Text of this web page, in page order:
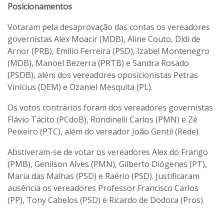
Posicionamentos
Votaram pela desaprovação das contas os vereadores
governistas Alex Moacir (MDB), Aline Couto, Didi de
Arnor (PRB), Emílio Ferreira (PSD), Izabel Montenegro
(MDB), Manoel Bezerra (PRTB) e Sandra Rosado
(PSDB), além dos vereadores oposicionistas Petras
Vinícius (DEM) e Ozaniel Mesquita (PL).
Os votos contrários foram dos vereadores governistas
Flávio Tácito (PCdoB), Rondinelli Carlos (PMN) e Zé
Peixeiro (PTC), além do vereador João Gentil (Rede).
Abstiveram-se de votar os vereadores Alex do Frango
(PMB), Genilson Alves (PMN), Gilberto Diógenes (PT),
Maria das Malhas (PSD) e Raério (PSD). Justificaram
ausência os vereadores Professor Francisco Carlos
(PP), Tony Cabelos (PSD) e Ricardo de Dodoca (Pros).